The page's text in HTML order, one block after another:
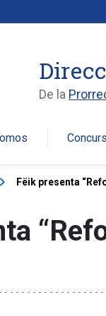
De la
keyboard_arrow_right Fëik presenta